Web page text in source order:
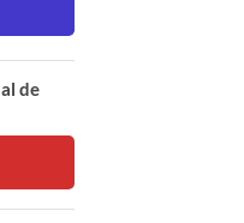
de